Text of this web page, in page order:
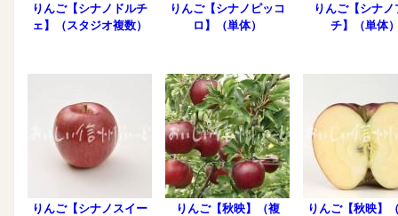
りんご【シナノドルチ
ェ】（スタジオ複数）
りんご【シナノピッコ
ロ】（単体）
りんご【シナノ
チ】（単体
りんご【シナノスイー
りんご【秋映】（複
りんご【秋映】